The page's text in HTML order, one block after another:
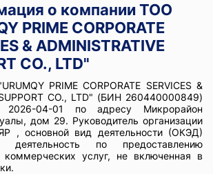
о компании ТОО
PRIME CORPORATE
& ADMINISTRATIVE
CO., LTD"
PRIME CORPORATE SERVICES &
CO., LTD" (БИН 260440000849)
2026-04-01 по адресу Микрорайон
дом 29. Руководитель организации
, основной вид деятельности (ОКЭД)
по предоставлению
коммерческих услуг, не включенная в